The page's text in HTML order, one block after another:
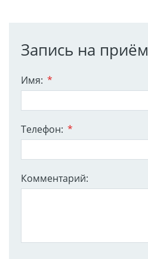
Запись на приём
Имя: *
Телефон: *
Комментарий: